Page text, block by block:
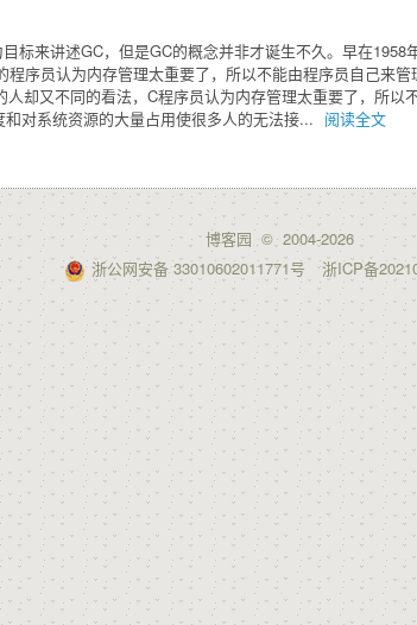
标来讲述GC，但是GC的概念并非才诞生不久。早在
序员认为内存管理太重要了，所以不能由程序员自己来
却又不同的看法，C程序员认为内存管理太重要了，所
对系统资源的大量占用使很多人的无法接... 阅读全文
博客园© 2004-2026
浙公网安备 33010602011771号
浙ICP备